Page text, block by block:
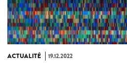
ACTUALITÉ 19.12.2022